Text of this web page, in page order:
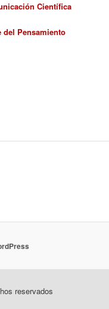
Científica
del Pensamiento
reservados